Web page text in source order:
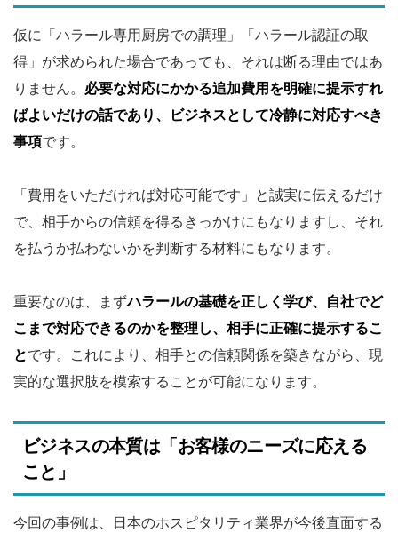
仮に「ハラール専用厨房での調理」「ハラール認証の取
得」が求められた場合であっても、それは断る理由ではあ
りません。 必要な対応にかかる追加費用を明確に提示すれ
ばよいだけの話であり、ビジネスとして冷静に対応すべき
事項です。
「費用をいただければ対応可能です」と誠実に伝えるだけ
で、相手からの信頼を得るきっかけにもなりますし、それ
を払うか払わないかを判断する材料にもなります。
重要なのは、まずハラールの基礎を正しく学び、自社でど
こまで対応できるのかを整理し、相手に正確に提示するこ
とです。これにより、相手との信頼関係を築きながら、現
実的な選択肢を模索することが可能になります。
ビジネスの本質は「お客様のニーズに応える
こと」
今回の事例は、日本のホスピタリティ業界が今後直面する